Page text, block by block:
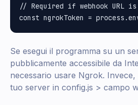
// Required if webhook URL
Se esegui il programma su un
pubblicamente accessibile da
necessario usare Ngrok.
tuo server in config.js > campo